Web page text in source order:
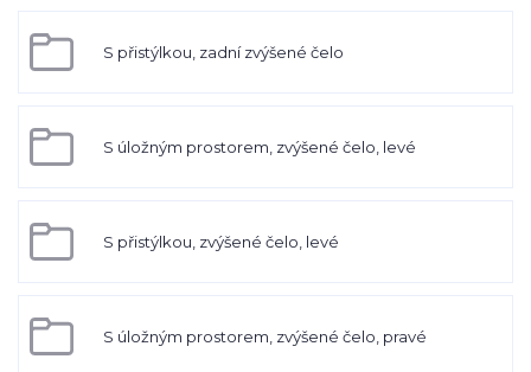
S přistýlkou, zadní zvýšené čelo
S úložným prostorem, zvýšené čelo, levé
S přistýlkou, zvýšené čelo, levé
S úložným prostorem, zvýšené čelo, pravé